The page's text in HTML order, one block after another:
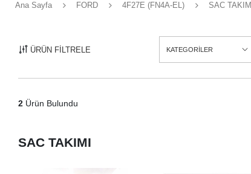
Ana Sayfa FORD 4F27E (FN4A-EL) SAC TAKIMI
ÜRÜN FİLTRELE KATEGORİLER
2 Ürün Bulundu
SAC TAKIMI